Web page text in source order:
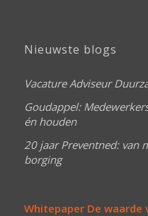
Nieuwste blogs
Vacature Adviseur
Goudappel:
én houden
20 jaar Preventned: van
borging
Whitepaper De waarde